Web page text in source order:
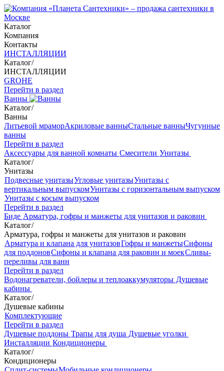
Каталог
Компания
Контакты
ИНСТАЛЛЯЦИИ
Каталог/
ИНСТАЛЛЯЦИИ
GROHE
Перейти в раздел
Ванны
Каталог/
Ванны
Литьевой мраморАкриловые ванныСтальные ванныЧугунные
ванны
Перейти в раздел
Аксессуары для ванной комнаты Смесители Унитазы
Каталог/
Унитазы
Подвесные унитазыУгловые унитазыУнитазы с
вертикальным выпускомУнитазы с горизонтальным выпуском
Унитазы с косым выпуском
Перейти в раздел
Биде Арматура, гофры и манжеты для унитазов и раковин
Каталог/
Арматура, гофры и манжеты для унитазов и раковин
Арматура и клапана для унитазовГофры и манжетыСифоны
для поддоновСифоны и клапана для раковин и моекСливы-
переливы для ванн
Перейти в раздел
Водонагреватели, бойлеры и теплоаккумуляторы Душевые
кабины
Каталог/
Душевые кабины
Комплектующие
Перейти в раздел
Душевые поддоны Трапы для душа Душевые уголки
Инсталляции Кондиционеры
Каталог/
Кондиционеры